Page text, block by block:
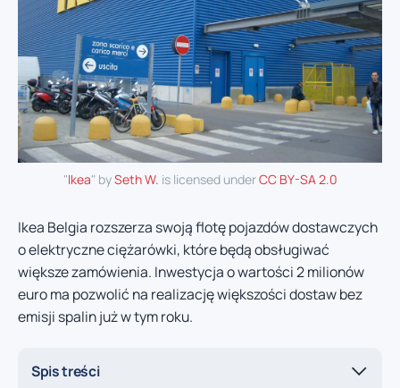
"Ikea" bySeth W. is licensed underCC BY-SA 2.0
Ikea Belgia rozszerza swoją flotę pojazdów dostawczych
o elektryczne ciężarówki, które będą obsługiwać
większe zamówienia. Inwestycja o wartości 2 milionów
euro ma pozwolić na realizację większości dostaw bez
emisji spalin już w tym roku.
Spis treści